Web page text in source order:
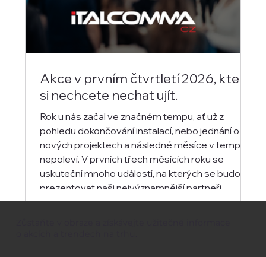
Akce v prvním čtvrtletí 2026, které
si nechcete nechat ujít.
Rok u nás začal ve značném tempu, ať už z
pohledu dokončování instalací, nebo jednání o
nových projektech a následné měsíce v tempu
nepoleví. V prvních třech měsících roku se
uskuteční mnoho událostí, na kterých se budou
prezentovat naši nejvýznamnější partneři.